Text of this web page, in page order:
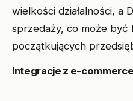
wielkości działalności, a
sprzedaży, co może być
początkujących
Integracje z e-commerce